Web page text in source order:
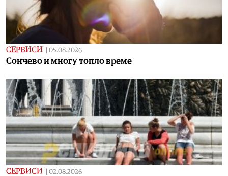
СЕРВИСИ 05.08.2026
Сончево и многу топло време
СЕРВИСИ 02.08.2026